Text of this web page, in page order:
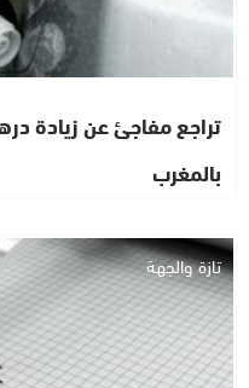
تراجع مفاجئ عن زيادة
بالمغرب
تازة والجهة